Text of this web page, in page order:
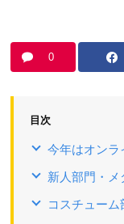
0
目次
今年はオンラ
新人部門・メ
コスチューム